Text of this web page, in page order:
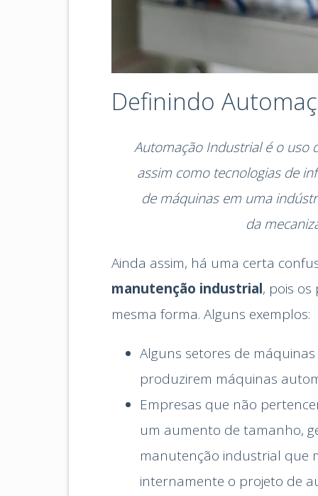
Definindo
Automação Industrial é o uso
assim como tecnologias de
de máquinas em uma
da
Ainda assim, há uma certa
manutenção industrial, pois
mesma forma. Alguns exemplos:
Alguns setores de
produzirem máquinas
Empresas que não
um aumento de tamanho,
manutenção industrial que
internamente o projeto de